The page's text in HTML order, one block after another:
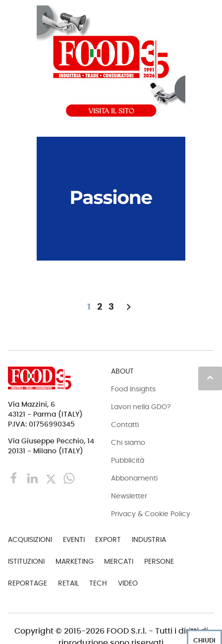
1 2 3 chevron_right
keyboard_arrow_up
Via Mazzini, 6
43121 - Parma (ITALY)
P.IVA: 01756990345
Via Giuseppe Pecchio, 14
20131 - Milano (ITALY)
ABOUT
Food Insights
Lavori nella GDO?
Contatti
Chi siamo
Pubblicità
Abbonamenti
Newsletter
Privacy & Cookie Policy
ACQUISIZIONI EVENTI EXPORT INDUSTRIA
ISTITUZIONI MARKETING MERCATI PERSONE
REPORTAGE RETAIL TECH VIDEO
Copyright © 2015-2026 FOOD S.r.l. - Tutti i diritti di
CHIUDI